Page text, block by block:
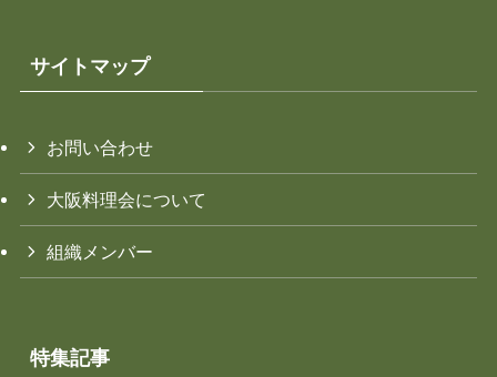
サイトマップ
お問い合わせ
大阪料理会について
組織メンバー
特集記事